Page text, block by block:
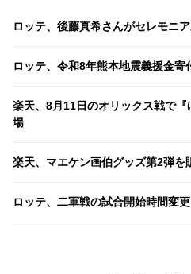
ロッテ、後藤真希さんがセレモニ
ロッテ、令和8年熊本地震義援金寄
楽天、8月11日のオリックス戦で
場
楽天、マエケン画伯グッズ第2弾を
ロッテ、二軍戦の試合開始時間変